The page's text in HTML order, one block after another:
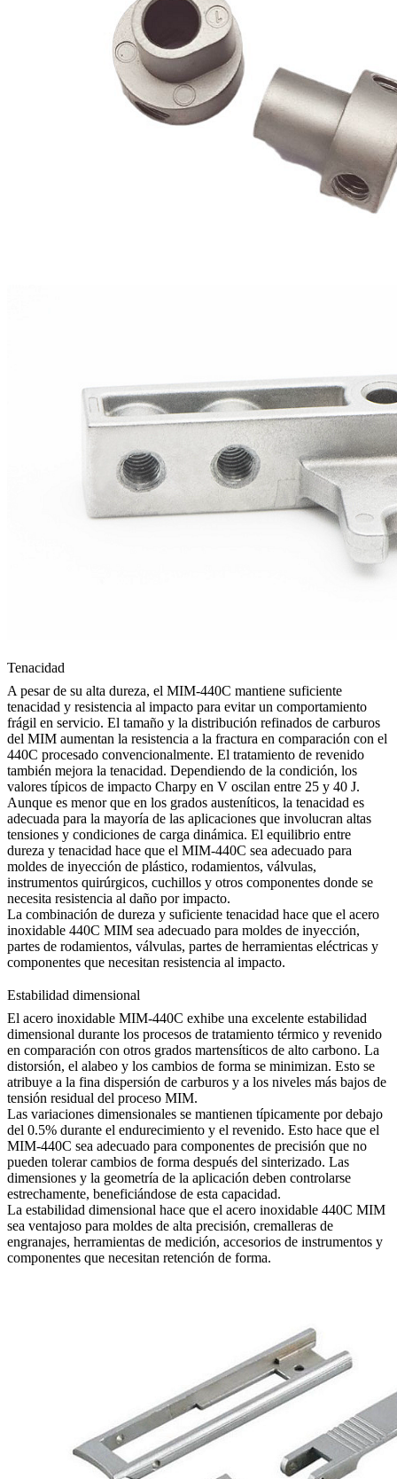
Tenacidad
A pesar de su alta dureza, el MIM-440C mantiene suficiente
tenacidad y resistencia al impacto para evitar un comportamiento
frágil en servicio. El tamaño y la distribución refinados de carburos
del MIM aumentan la resistencia a la fractura en comparación con el
440C procesado convencionalmente. El tratamiento de revenido
también mejora la tenacidad. Dependiendo de la condición, los
valores típicos de impacto Charpy en V oscilan entre 25 y 40 J.
Aunque es menor que en los grados austeníticos, la tenacidad es
adecuada para la mayoría de las aplicaciones que involucran altas
tensiones y condiciones de carga dinámica. El equilibrio entre
dureza y tenacidad hace que el MIM-440C sea adecuado para
moldes de inyección de plástico, rodamientos, válvulas,
instrumentos quirúrgicos, cuchillos y otros componentes donde se
necesita resistencia al daño por impacto.
La combinación de dureza y suficiente tenacidad hace que el acero
inoxidable 440C MIM sea adecuado para moldes de inyección,
partes de rodamientos, válvulas, partes de herramientas eléctricas y
componentes que necesitan resistencia al impacto.
Estabilidad dimensional
El acero inoxidable MIM-440C exhibe una excelente estabilidad
dimensional durante los procesos de tratamiento térmico y revenido
en comparación con otros grados martensíticos de alto carbono. La
distorsión, el alabeo y los cambios de forma se minimizan. Esto se
atribuye a la fina dispersión de carburos y a los niveles más bajos de
tensión residual del proceso MIM.
Las variaciones dimensionales se mantienen típicamente por debajo
del 0.5% durante el endurecimiento y el revenido. Esto hace que el
MIM-440C sea adecuado para componentes de precisión que no
pueden tolerar cambios de forma después del sinterizado. Las
dimensiones y la geometría de la aplicación deben controlarse
estrechamente, beneficiándose de esta capacidad.
La estabilidad dimensional hace que el acero inoxidable 440C MIM
sea ventajoso para moldes de alta precisión, cremalleras de
engranajes, herramientas de medición, accesorios de instrumentos y
componentes que necesitan retención de forma.